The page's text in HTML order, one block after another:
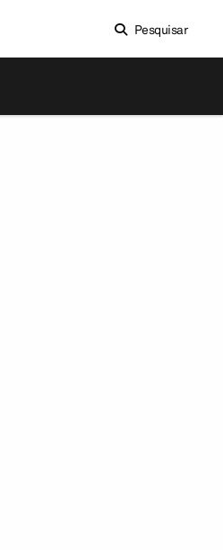
Pesquisar